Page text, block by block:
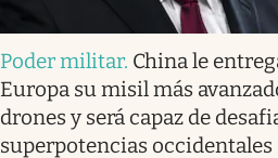
Poder militar. China le
Europa su misil más
drones y será capaz de
superpotencias occidentales